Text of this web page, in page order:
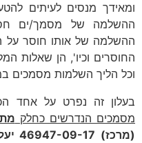
ומאידך מנסים לעיתים
ההשלמה של מסמך/ים
ההשלמה של אותו חוסר על
החוסרים וכיו', הן שאלות
וכל הליך השלמות מסמכים
בעלון זה נפרט על אחד
מסמכים הנדרשים כחלק